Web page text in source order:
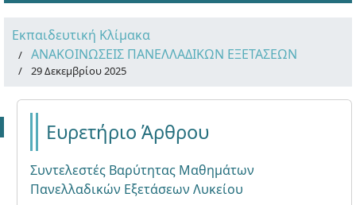
Εκπαιδευτική Κλίμακα
ΑΝΑΚΟΙΝΩΣΕΙΣ ΠΑΝΕΛΛΑΔΙΚΩΝ ΕΞΕΤΑΣΕΩΝ
29 Δεκεμβρίου 2025
Ευρετήριο Άρθρου
Συντελεστές Βαρύτητας Μαθημάτων
Πανελλαδικών Εξετάσεων Λυκείου